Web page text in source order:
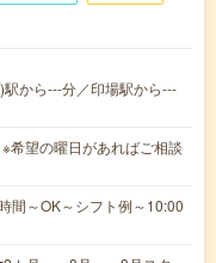
から---分／印場駅から---
希望の曜日があればご相談
間～OK～シフト例～10:00